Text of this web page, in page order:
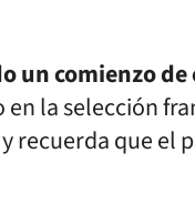
un comienzo
la selección
recuerda que el